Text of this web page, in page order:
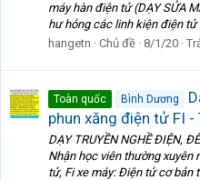
máy hàn điện tử (DẠY SỬA
hư hỏng các linh kiện điện tử
hangetn
Chủ đề 8/1/20
Toàn quốc Bình Dương
phun xăng điện tử FI -
DẠY TRUYỀN NGHỀ ĐIỆN,
Nhận học viên thường xuyên
tử, Fi xe máy: Điện tử cơ bản